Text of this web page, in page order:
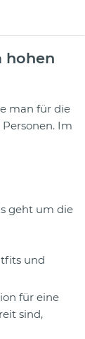
hohen
man für die
Im
geht um die
und
für eine
sind,